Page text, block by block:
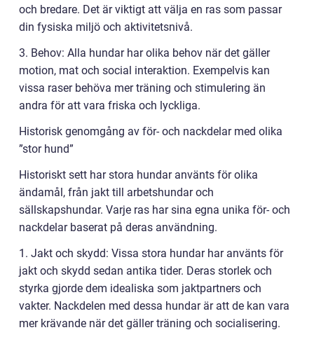
och bredare. Det är viktigt att välja en ras som passar
din fysiska miljö och aktivitetsnivå.
3. Behov: Alla hundar har olika behov när det gäller
motion, mat och social interaktion. Exempelvis kan
vissa raser behöva mer träning och stimulering än
andra för att vara friska och lyckliga.
Historisk genomgång av för- och nackdelar med olika
”stor hund”
Historiskt sett har stora hundar använts för olika
ändamål, från jakt till arbetshundar och
sällskapshundar. Varje ras har sina egna unika för- och
nackdelar baserat på deras användning.
1. Jakt och skydd: Vissa stora hundar har använts för
jakt och skydd sedan antika tider. Deras storlek och
styrka gjorde dem idealiska som jaktpartners och
vakter. Nackdelen med dessa hundar är att de kan vara
mer krävande när det gäller träning och socialisering.